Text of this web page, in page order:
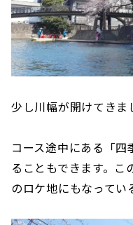
少し川幅が開けてきま
コース途中にある「
ることもできます。こ
のロケ地にもなってい